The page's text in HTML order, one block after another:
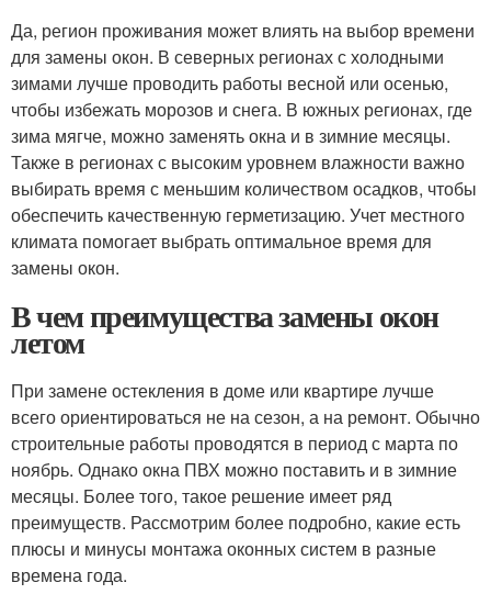
Да, регион проживания может влиять на выбор времени
для замены окон. В северных регионах с холодными
зимами лучше проводить работы весной или осенью,
чтобы избежать морозов и снега. В южных регионах, где
зима мягче, можно заменять окна и в зимние месяцы.
Также в регионах с высоким уровнем влажности важно
выбирать время с меньшим количеством осадков, чтобы
обеспечить качественную герметизацию. Учет местного
климата помогает выбрать оптимальное время для
замены окон.
В чем преимущества замены окон
летом
При замене остекления в доме или квартире лучше
всего ориентироваться не на сезон, а на ремонт. Обычно
строительные работы проводятся в период с марта по
ноябрь. Однако окна ПВХ можно поставить и в зимние
месяцы. Более того, такое решение имеет ряд
преимуществ. Рассмотрим более подробно, какие есть
плюсы и минусы монтажа оконных систем в разные
времена года.